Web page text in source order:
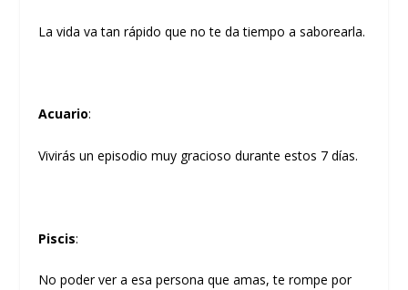
La vida va tan rápido que no te da tiempo a saborearla.
Acuario:
Vivirás un episodio muy gracioso durante estos 7 días.
Piscis:
No poder ver a esa persona que amas, te rompe por